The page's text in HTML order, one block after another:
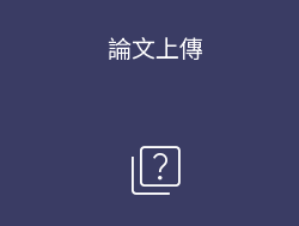
論文上傳
quiz